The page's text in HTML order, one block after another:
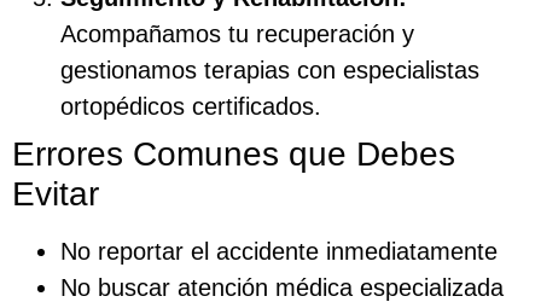
Acompañamos tu recuperación y
gestionamos terapias con especialistas
ortopédicos certificados.
Errores Comunes que Debes
Evitar
No reportar el accidente inmediatamente
No buscar atención médica especializada